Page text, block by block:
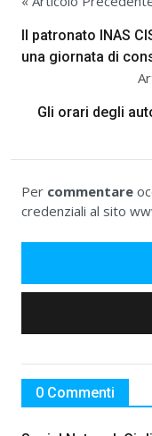
Il patronato INAS
una giornata di
Gli orari degli
Per commentare
credenziali al sito
0 Commenti